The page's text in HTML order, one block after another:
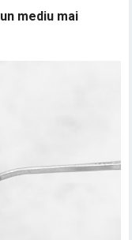
mediu mai